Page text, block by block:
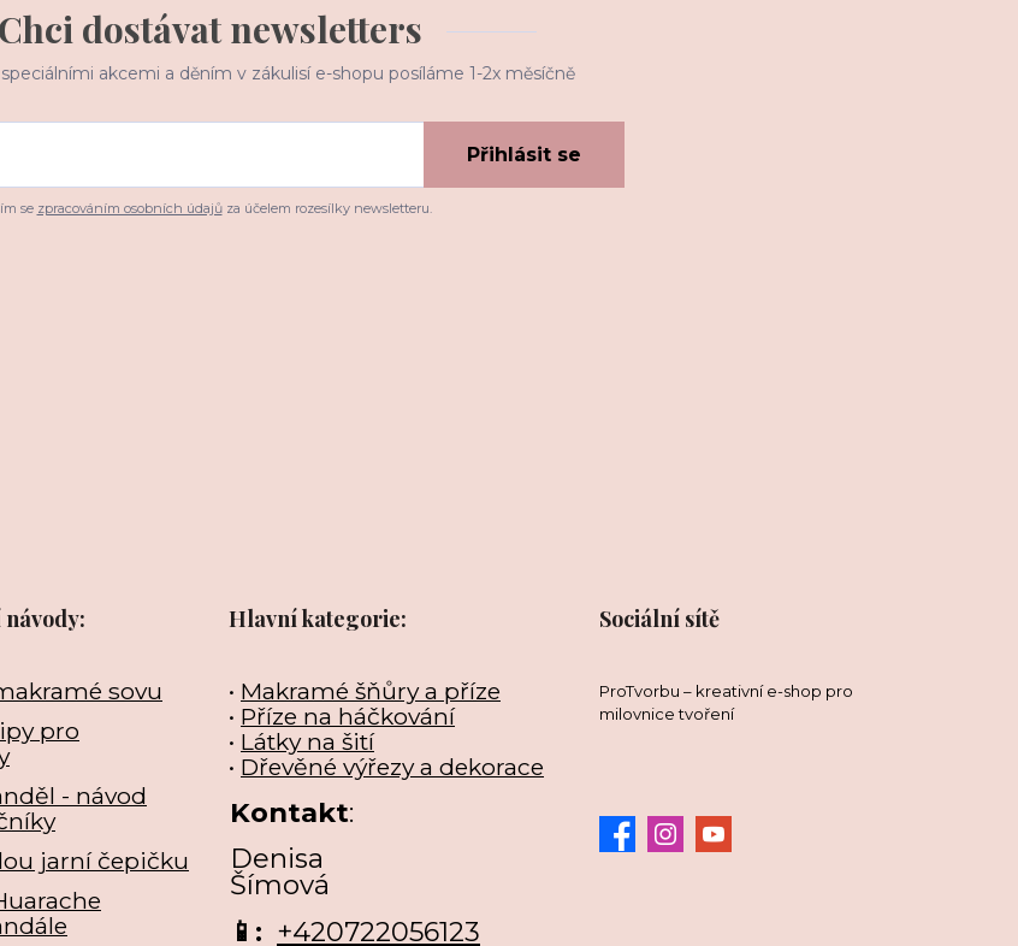
Chci dostávat newsletters
akcemi a děním v zákulisí e-shopu posíláme 1-2x měsíčně
Přihlásit se
se zpracováním osobních údajůza účelem rozesílky newsletteru.
sovu
pro
- návod
jarní čepičku
Hlavní kategorie:
• Makramé šňůry a příze
• Příze na háčkování
• Látky na šití
• Dřevěné výřezy a dekorace
Kontakt:
Denisa
Šímová
📱: +420722056123
Sociální sítě
ProTvorbu – kreativní e-shop pro
milovnice tvoření